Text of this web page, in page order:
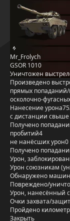
Mr_Frolych
GSOR 1010
Уничтожен
Произведено
прямых
осколочно-
Нанесение урона
с дистанции свыше
Получено
пробитий4
не нанёсших урон0
Получено
Урон,
Урон союзникам
Обнаружено
Повреждено/
Урон, нанесённый
Очки захвата/
Пройдено
Закрыть